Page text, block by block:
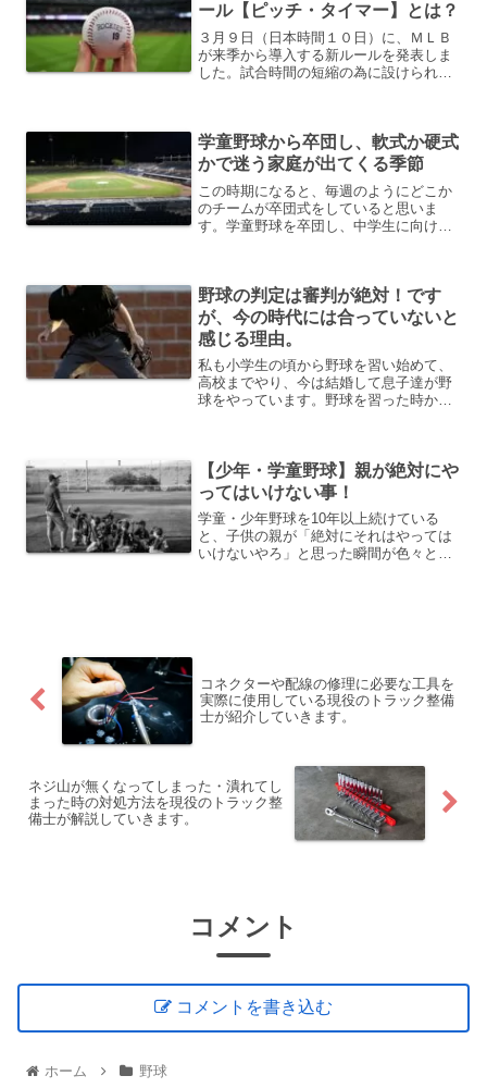
ール【ピッチ・タイマー】とは？
３月９日（日本時間１０日）に、ＭＬＢ
が来季から導入する新ルールを発表しま
した。試合時間の短縮の為に設けられる
者にも時間制限があります...
学童野球から卒団し、軟式か硬式
かで迷う家庭が出てくる季節
この時期になると、毎週のようにどこか
のチームが卒団式をしていると思いま
す。学童野球を卒団し、中学生に向け
の長男もこの時期はもう卒団し...
野球の判定は審判が絶対！です
が、今の時代には合っていないと
感じる理由。
私も小学生の頃から野球を習い始めて、
高校までやり、今は結婚して息子達が野
球をやっています。野球を習った時から
本当にそれが今の時代に合...
【少年・学童野球】親が絶対にや
ってはいけない事！
学童・少年野球を10年以上続けている
と、子供の親が「絶対にそれはやっては
いけないやろ」と思った瞬間が色々とあ
コネクターや配線の修理に必要な工具を
実際に使用している現役のトラック整備
士が紹介していきます。
ネジ山が無くなってしまった・潰れてし
まった時の対処方法を現役のトラック整
備士が解説していきます。
コメント
コメントを書き込む
ホーム 野球